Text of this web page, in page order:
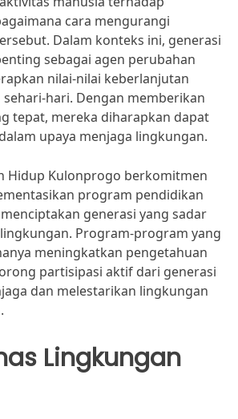
cara mengurangi
Dalam konteks ini, generasi
sebagai agen perubahan
nilai-nilai keberlanjutan
hari. Dengan memberikan
tepat, mereka diharapkan dapat
upaya menjaga lingkungan.
Hidup Kulonprogo berkomitmen
program pendidikan
generasi yang sadar
Program-program yang
meningkatkan pengetahuan
partisipasi aktif dari generasi
dan melestarikan lingkungan
Lingkungan